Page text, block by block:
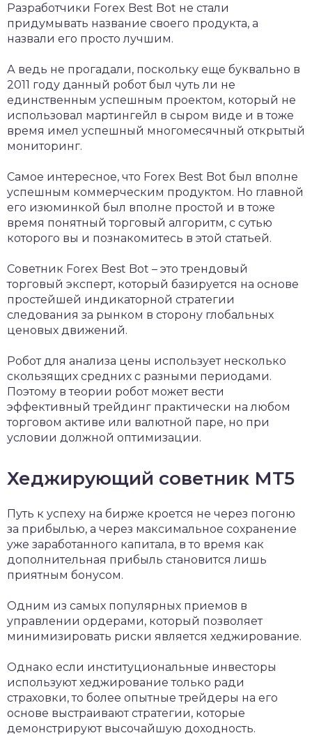
Разработчики Forex Best Bot не стали
придумывать название своего продукта, а
назвали его просто лучшим.
А ведь не прогадали, поскольку еще буквально в
2011 году данный робот был чуть ли не
единственным успешным проектом, который не
использовал мартингейл в сыром виде и в тоже
время имел успешный многомесячный открытый
мониторинг.
Самое интересное, что Forex Best Bot был вполне
успешным коммерческим продуктом. Но главной
его изюминкой был вполне простой и в тоже
время понятный торговый алгоритм, с сутью
которого вы и познакомитесь в этой статьей.
Советник Forex Best Bot – это трендовый
торговый эксперт, который базируется на основе
простейшей индикаторной стратегии
следования за рынком в сторону глобальных
ценовых движений.
Робот для анализа цены использует несколько
скользящих средних с разными периодами.
Поэтому в теории робот может вести
эффективный трейдинг практически на любом
торговом активе или валютной паре, но при
условии должной оптимизации.
Хеджирующий советник МТ5
Путь к успеху на бирже кроется не через погоню
за прибылью, а через максимальное сохранение
уже заработанного капитала, в то время как
дополнительная прибыль становится лишь
приятным бонусом.
Одним из самых популярных приемов в
управлении ордерами, который позволяет
минимизировать риски является хеджирование.
Однако если институциональные инвесторы
используют хеджирование только ради
страховки, то более опытные трейдеры на его
основе выстраивают стратегии, которые
демонстрируют высочайшую доходность.